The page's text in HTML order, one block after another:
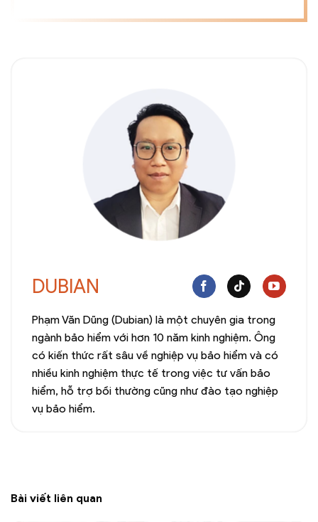
DUBIAN
Phạm Văn Dũng (Dubian) là một chuyên gia trong
ngành bảo hiểm với hơn 10 năm kinh nghiệm. Ông
có kiến thức rất sâu về nghiệp vụ bảo hiểm và có
nhiều kinh nghiệm thực tế trong việc tư vấn bảo
hiểm, hỗ trợ bồi thường cũng như đào tạo nghiệp
vụ bảo hiểm.
Bài viết liên quan